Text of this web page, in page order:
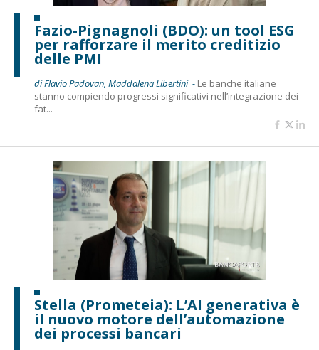
Fazio-Pignagnoli (BDO): un tool ESG
per rafforzare il merito creditizio
delle PMI
di Flavio Padovan, Maddalena Libertini - Le banche italiane
stanno compiendo progressi significativi nell’integrazione dei
fat...
Stella (Prometeia): L’AI generativa è
il nuovo motore dell’automazione
dei processi bancari